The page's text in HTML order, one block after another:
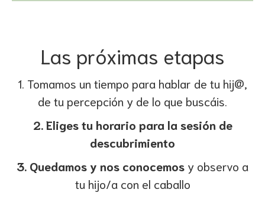
Las próximas etapas
1. Tomamos un tiempo para hablar de tu hij@,
de tu percepción y de lo que buscáis.
2. Eliges tu horario para la sesión de
descubrimiento
3. Quedamos y nos conocemos y observo a
tu hijo/a con el caballo